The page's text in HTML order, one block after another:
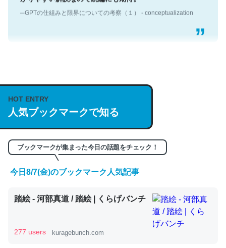
─GPTの仕組みと限界についての考察（１） - conceptualization
説してる記事が少ないので貴重な良記事。/続編来た
https://isobe324649.hatenablog.com/entry/2023/03/27
/064121
─GPTの仕組みと限界についての考察（１） - conceptualization
くらい。小説でいう「ずっと前の伏線」は回収されないけ
ど、短期記憶というには多い分量。進化すればするほど分
かりやすく強くなりそう
HOT ENTRY
人気ブックマークで知る
ブックマークが集まった今日の話題をチェック！
今日8/7(金)のブックマーク人気記事
踏絵 - 河部真道 / 踏絵 | くらげバンチ
277 users kuragebunch.com